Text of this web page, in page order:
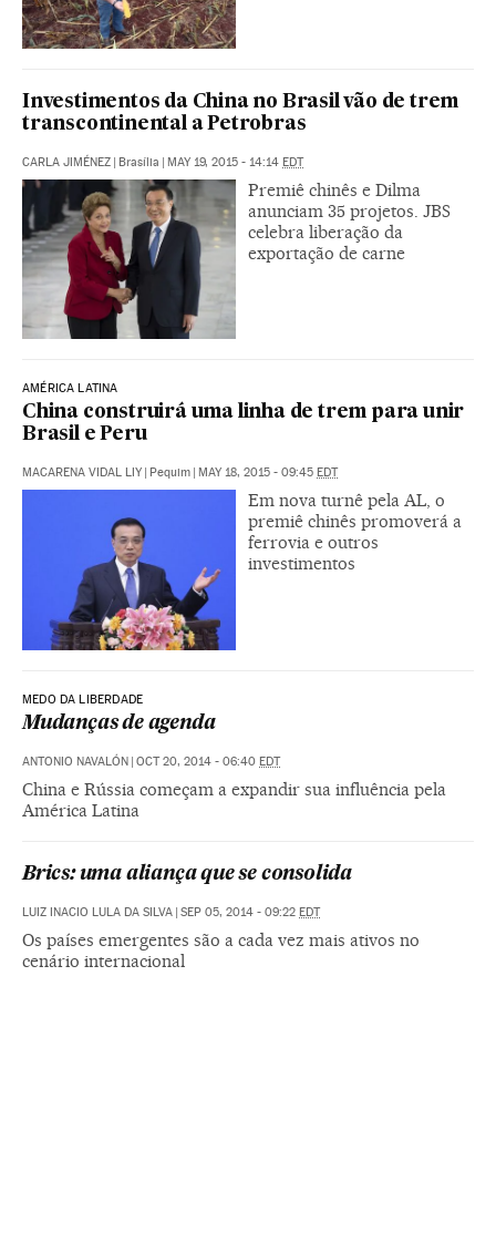
Investimentos da China no Brasil vão de trem
transcontinental a Petrobras
CARLA JIMÉNEZ | Brasília | MAY 19, 2015 - 14:14 EDT
Premiê chinês e Dilma
anunciam 35 projetos. JBS
celebra liberação da
exportação de carne
AMÉRICA LATINA
China construirá uma linha de trem para unir
Brasil e Peru
MACARENA VIDAL LIY Pequim MAY 18, 2015 - 09:45 EDT
Em nova turnê pela AL, o
premiê chinês promoverá a
ferrovia e outros
investimentos
MEDO DA LIBERDADE
Mudanças de agenda
ANTONIO NAVALÓN OCT 20, 2014 - 06:40 EDT
China e Rússia começam a expandir sua influência pela
América Latina
Brics: uma aliança que se consolida
LUIZ INACIO LULA DA SILVA SEP 05, 2014 - 09:22 EDT
Os países emergentes são a cada vez mais ativos no
cenário internacional